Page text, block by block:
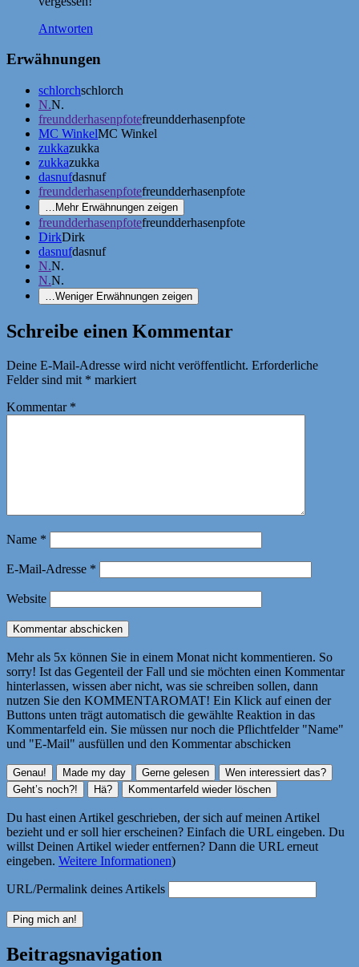
Antworten
Erwähnungen
schlorchschlorch
N.N.
freundderhasenpfotefreundderhasenpfote
MC WinkelMC Winkel
zukkazukka
zukkazukka
dasnufdasnuf
freundderhasenpfotefreundderhasenpfote
… Mehr Erwähnungen zeigen
freundderhasenpfotefreundderhasenpfote
DirkDirk
dasnufdasnuf
N.N.
N.N.
…Weniger Erwähnungen zeigen
Schreibe einen Kommentar
Deine E-Mail-Adresse wird nicht veröffentlicht. Erforderliche
Felder sind mit * markiert
Kommentar *
Name *
E-Mail-Adresse *
Website
Mehr als 5x können Sie in einem Monat nicht kommentieren. So
sorry! Ist das Gegenteil der Fall und sie möchten einen Kommentar
hinterlassen, wissen aber nicht, was sie schreiben sollen, dann
nutzen Sie den KOMMENTAROMAT! Ein Klick auf einen der
Buttons unten trägt automatisch die gewählte Reaktion in das
Kommentarfeld ein. Sie müssen nur noch die Pflichtfelder "Name"
und "E-Mail" ausfüllen und den Kommentar abschicken
Du hast einen Artikel geschrieben, der sich auf meinen Artikel
bezieht und er soll hier erscheinen? Einfach die URL eingeben. Du
willst Deinen Artikel wieder entfernen? Dann die URL erneut
eingeben. Weitere Informationen)
URL/Permalink deines Artikels
Beitragsnavigation